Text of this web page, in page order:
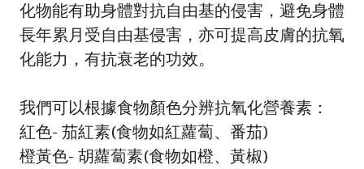
化物能有助身體對抗自由基的侵害，避免身體
長年累月受自由基侵害，亦可提高皮膚的抗氧
化能力，有抗衰老的功效。
我們可以根據食物顏色分辨抗氧化營養素：
紅色- 茄紅素(食物如紅蘿蔔、番茄)
橙黃色- 胡蘿蔔素(食物如橙、黃椒)